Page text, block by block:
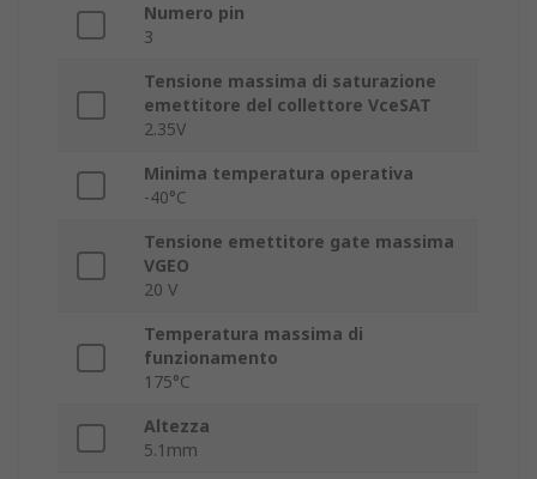
Numero pin
3
Tensione massima di saturazione
emettitore del collettore VceSAT
2.35V
Minima temperatura operativa
-40°C
Tensione emettitore gate massima
VGEO
20 V
Temperatura massima di
funzionamento
175°C
Altezza
5.1mm